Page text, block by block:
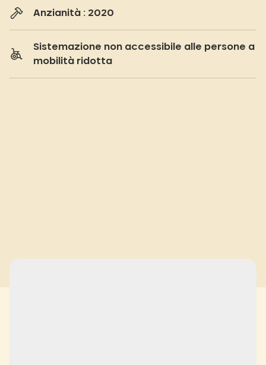
Anzianità : 2020
Sistemazione non accessibile alle persone a
mobilità ridotta